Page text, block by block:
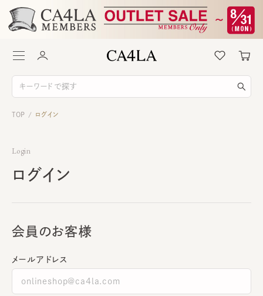
TOP / ログイン
Login
ログイン
会員のお客様
メールアドレス